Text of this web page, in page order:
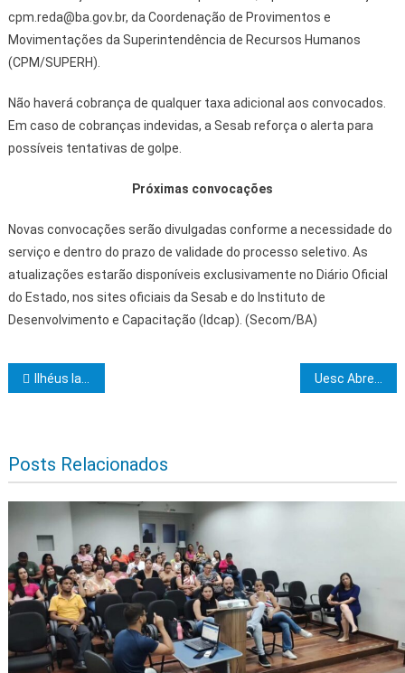
cpm.reda@ba.gov.br, da Coordenação de Provimentos e
Movimentações da Superintendência de Recursos Humanos
(CPM/SUPERH).
Não haverá cobrança de qualquer taxa adicional aos convocados.
Em caso de cobranças indevidas, a Sesab reforça o alerta para
possíveis tentativas de golpe.
Próximas convocações
Novas convocações serão divulgadas conforme a necessidade do
serviço e dentro do prazo de validade do processo seletivo. As
atualizações estarão disponíveis exclusivamente no Diário Oficial
do Estado, nos sites oficiais da Sesab e do Instituto de
Desenvolvimento e Capacitação (Idcap). (Secom/BA)
Navegação de Post
Ilhéus lança Semana de Inovação 2025 com evento no Teatro Municipal nesta quarta (28)
Posts Relacionados